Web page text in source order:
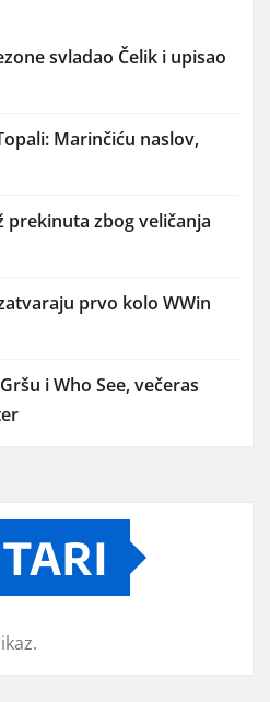
svladao Čelik i upisao
Marinčiću naslov,
prekinuta zbog veličanja
prvo kolo WWin
i Who See, večeras